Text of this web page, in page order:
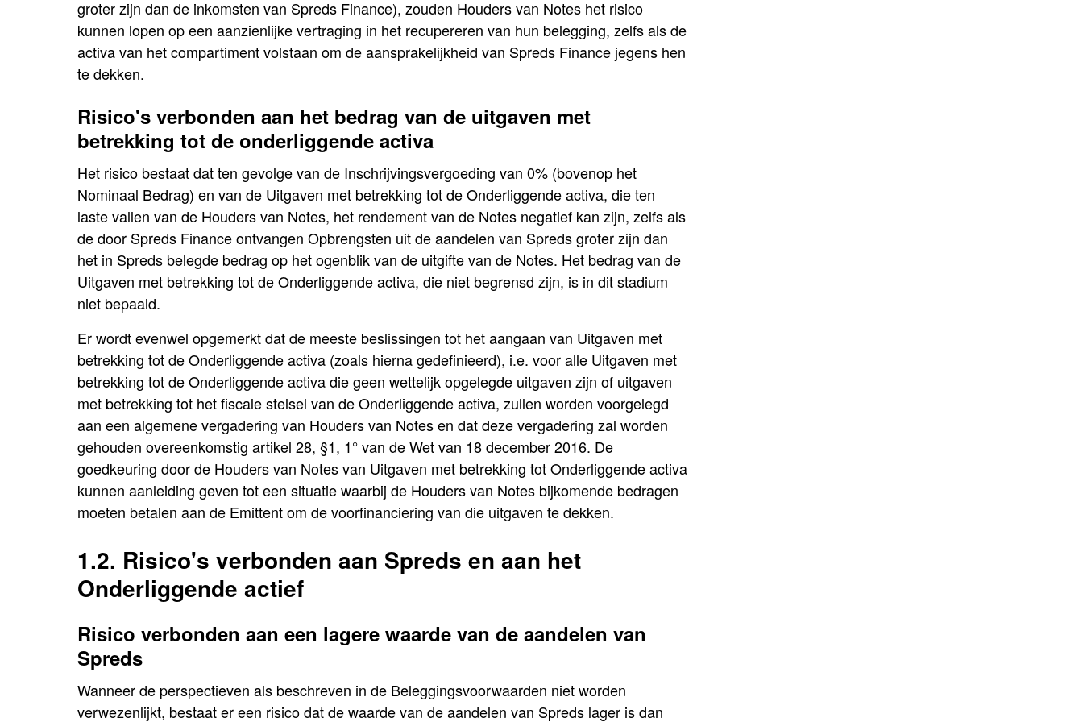
groter zijn dan de inkomsten van Spreds Finance), zouden Houders van Notes het risico
kunnen lopen op een aanzienlijke vertraging in het recupereren van hun belegging, zelfs als de
activa van het compartiment volstaan om de aansprakelijkheid van Spreds Finance jegens hen
te dekken.
Risico's verbonden aan het bedrag van de uitgaven met
betrekking tot de onderliggende activa
Het risico bestaat dat ten gevolge van de Inschrijvingsvergoeding van 0% (bovenop het
Nominaal Bedrag) en van de Uitgaven met betrekking tot de Onderliggende activa, die ten
laste vallen van de Houders van Notes, het rendement van de Notes negatief kan zijn, zelfs als
de door Spreds Finance ontvangen Opbrengsten uit de aandelen van Spreds groter zijn dan
het in Spreds belegde bedrag op het ogenblik van de uitgifte van de Notes. Het bedrag van de
Uitgaven met betrekking tot de Onderliggende activa, die niet begrensd zijn, is in dit stadium
niet bepaald.
Er wordt evenwel opgemerkt dat de meeste beslissingen tot het aangaan van Uitgaven met
betrekking tot de Onderliggende activa (zoals hierna gedefinieerd), i.e. voor alle Uitgaven met
betrekking tot de Onderliggende activa die geen wettelijk opgelegde uitgaven zijn of uitgaven
met betrekking tot het fiscale stelsel van de Onderliggende activa, zullen worden voorgelegd
aan een algemene vergadering van Houders van Notes en dat deze vergadering zal worden
gehouden overeenkomstig artikel 28, §1, 1° van de Wet van 18 december 2016. De
goedkeuring door de Houders van Notes van Uitgaven met betrekking tot Onderliggende activa
kunnen aanleiding geven tot een situatie waarbij de Houders van Notes bijkomende bedragen
moeten betalen aan de Emittent om de voorfinanciering van die uitgaven te dekken.
1.2. Risico's verbonden aan Spreds en aan het
Onderliggende actief
Risico verbonden aan een lagere waarde van de aandelen van
Spreds
Wanneer de perspectieven als beschreven in de Beleggingsvoorwaarden niet worden
verwezenlijkt, bestaat er een risico dat de waarde van de aandelen van Spreds lager is dan